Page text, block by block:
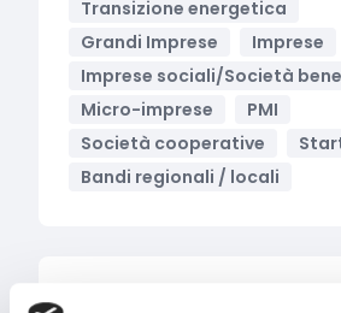
Transizione energetica
Grandi Imprese
Imprese
Imprese sociali/Società
Micro-imprese
PMI
Società cooperative
Bandi regionali / locali